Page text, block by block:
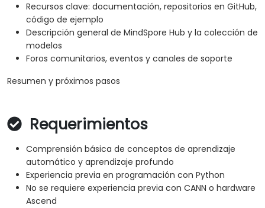
Recursos clave: documentación, repositorios en GitHub,
código de ejemplo
Descripción general de MindSpore Hub y la colección de
modelos
Foros comunitarios, eventos y canales de soporte
Resumen y próximos pasos
Requerimientos
Comprensión básica de conceptos de aprendizaje
automático y aprendizaje profundo
Experiencia previa en programación con Python
No se requiere experiencia previa con CANN o hardware
Ascend